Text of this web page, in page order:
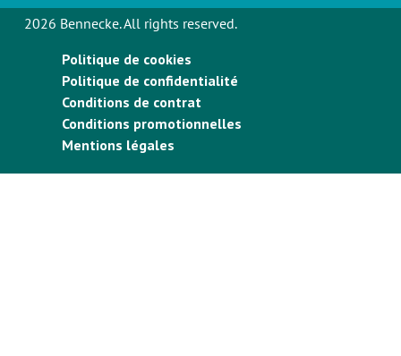
2026 Bennecke. All rights reserved.
Politique de cookies
Politique de confidentialité
Conditions de contrat
Conditions promotionnelles
Mentions légales